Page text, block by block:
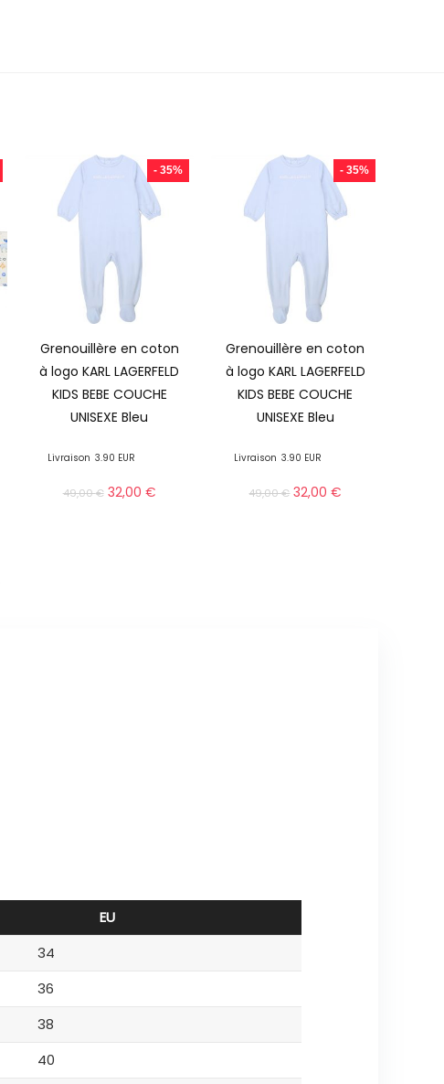
- 35%
Grenouillère en coton
à logo KARL LAGERFELD
KIDS BEBE COUCHE
UNISEXE Bleu
Livraison 3.90 EUR
49,00€ 32,00 €
- 35%
Grenouillère en coton
à logo KARL LAGERFELD
KIDS BEBE COUCHE
UNISEXE Bleu
Livraison 3.90 EUR
49,00€ 32,00€
EU
34
36
38
40